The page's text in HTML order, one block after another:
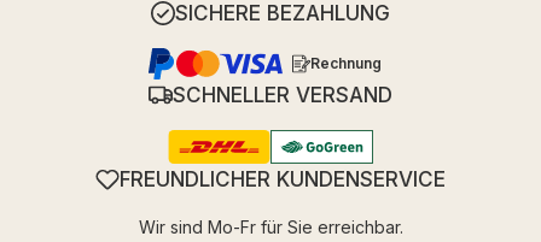
SICHERE BEZAHLUNG
Rechnung
SCHNELLER VERSAND
FREUNDLICHER KUNDENSERVICE
Wir sind Mo-Fr für Sie erreichbar.